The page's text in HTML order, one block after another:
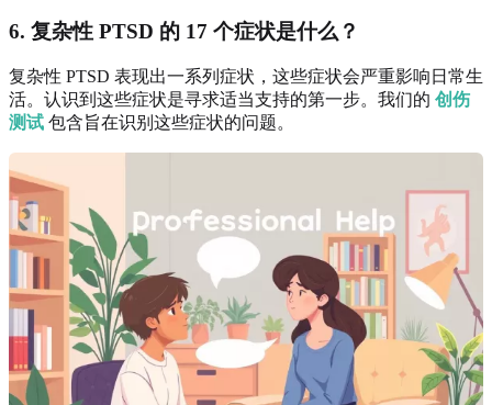
6. 复杂性 PTSD 的 17 个症状是什么？
复杂性 PTSD 表现出一系列症状，这些症状会严重影响日常生
活。认识到这些症状是寻求适当支持的第一步。我们的 创伤
测试 包含旨在识别这些症状的问题。